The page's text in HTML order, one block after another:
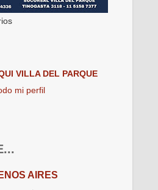
VILLA DEL PARQUE
mi perfil
AIRES